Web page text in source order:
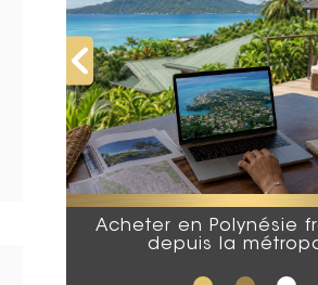
Acheter en Polynésie
depuis la